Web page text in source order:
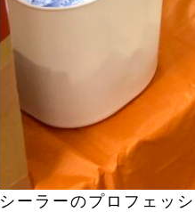
シーラーのプロフェッ